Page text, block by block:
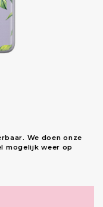
We doen onze
mogelijk weer op